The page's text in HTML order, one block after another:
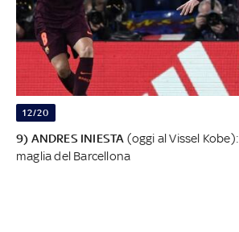
12/20
9) ANDRES INIESTA (oggi al Vissel Kobe):
maglia del Barcellona